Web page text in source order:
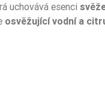
uchovává esenci
osvěžující vodní a